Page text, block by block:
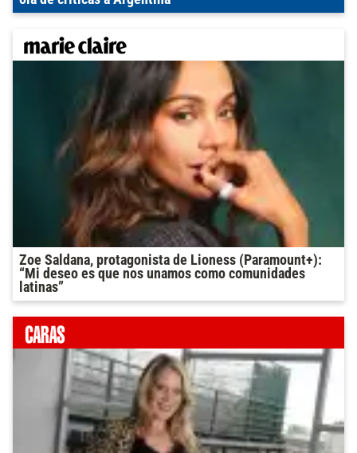
Zoe Saldana, protagonista de Lioness (Paramount+):
“Mi deseo es que nos unamos como comunidades
latinas”